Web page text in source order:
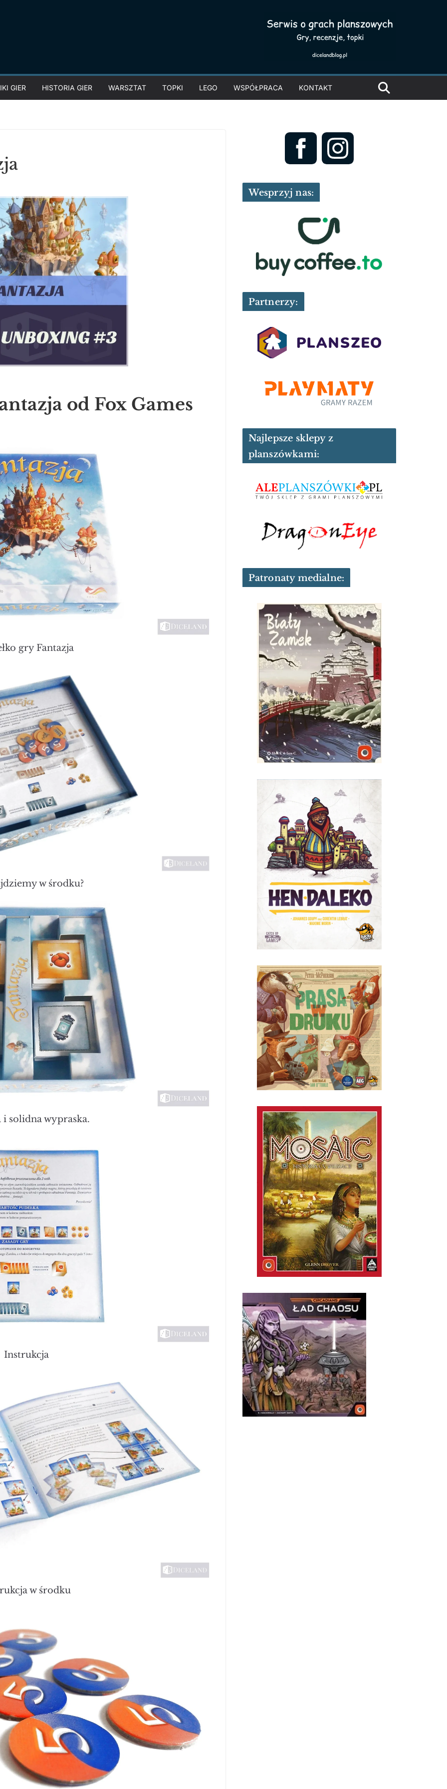
GIER HISTORIA GIER WARSZTAT TOPKI LEGO WSPÓŁPRACA KONTAKT
od Fox Games
gry Fantazja
w środku?
i solidna wypraska.
Instrukcja
w środku
Wesprzyj nas:
Partnerzy:
Najlepsze sklepy z
planszówkami:
Patronaty medialne: